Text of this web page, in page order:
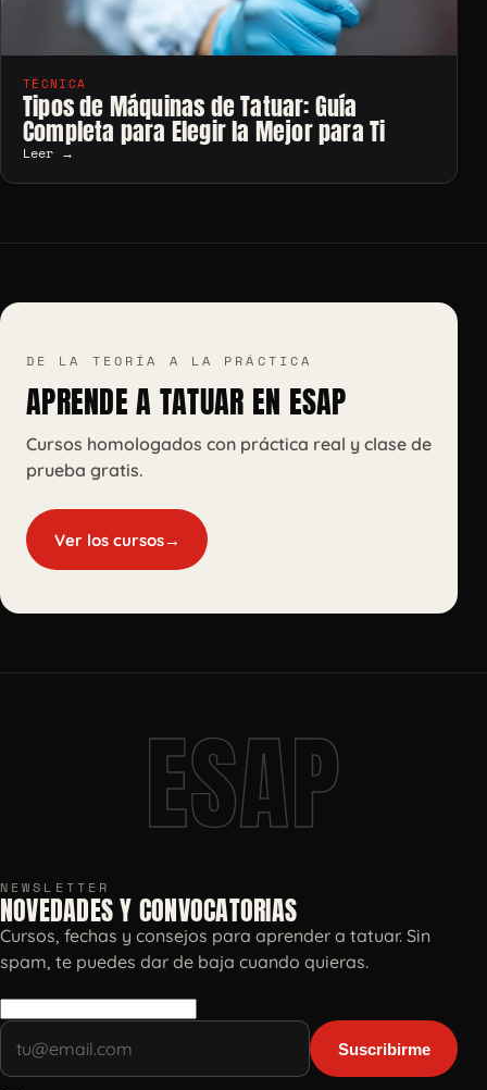
TÉCNICA
Tipos de Máquinas de Tatuar: Guía
Completa para Elegir la Mejor para Ti
Leer →
DE LA TEORÍA A LA PRÁCTICA
APRENDE A TATUAR EN ESAP
Cursos homologados con práctica real y clase de
prueba gratis.
Ver los cursos→
ESAP
NEWSLETTER
NOVEDADES Y CONVOCATORIAS
Cursos, fechas y consejos para aprender a tatuar. Sin
spam, te puedes dar de baja cuando quieras.
Suscribirme